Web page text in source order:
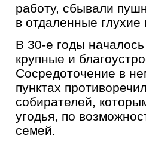
работу, сбывали
в отдаленные глухие
В 30-е годы
крупные и
Сосредоточение в
пунктах
собирателей,
угодья, по
семей.